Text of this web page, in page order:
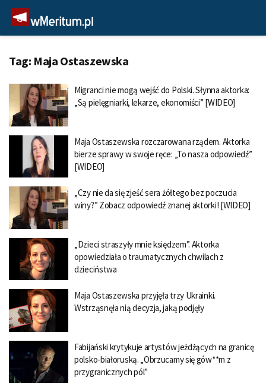
Tag: Maja Ostaszewska
Migranci nie mogą wejść do Polski. Słynna aktorka:
„Są pielęgniarki, lekarze, ekonomiści” [WIDEO]
Maja Ostaszewska rozczarowana rządem. Aktorka
bierze sprawy w swoje ręce: „To nasza odpowiedź”
[WIDEO]
„Czy nie da się zjeść sera żółtego bez poczucia
winy?” Zobacz odpowiedź znanej aktorki! [WIDEO]
„Dzieci straszyły mnie księdzem”. Aktorka
opowiedziała o traumatycznych chwilach z
dzieciństwa
Maja Ostaszewska przyjęła trzy Ukrainki.
Wstrząsnęła nią decyzja, jaką podjęły
Fabijański krytykuje artystów jeżdżących na granicę
polsko-białoruską. „Obrzucamy się gów**m z
przygranicznych pól”